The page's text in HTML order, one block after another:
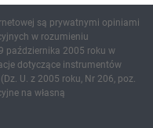
są prywatnymi opiniami
w rozumieniu
października 2005 roku w
dotyczące instrumentów
U. z 2005 roku, Nr 206, poz.
na własną